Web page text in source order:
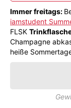
Immer freitags:
iamstudent
FLSK
Champagne
heiße